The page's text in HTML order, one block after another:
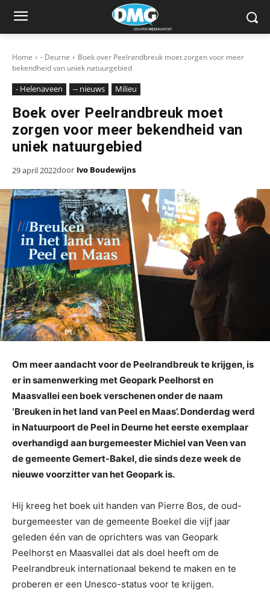
Home - Deurne
Boek over Peelrandbreuk moet zorgen voor meer
bekendheid van uniek natuurgebied
- Helenaveen -- nieuws Milieu
Boek over Peelrandbreuk moet
zorgen voor meer bekendheid van
uniek natuurgebied
29 april 2022door Ivo Boudewijns
Om meer aandacht voor de Peelrandbreuk te krijgen, is
er in samenwerking met Geopark Peelhorst en
Maasvallei een boek verschenen onder de naam
‘Breuken in het land van Peel en Maas’. Donderdag werd
in Natuurpoort de Peel in Deurne het eerste exemplaar
overhandigd aan burgemeester Michiel van Veen van
de gemeente Gemert-Bakel, die sinds deze week de
nieuwe voorzitter van het Geopark is.
Hij kreeg het boek uit handen van Pierre Bos, de oud-
burgemeester van de gemeente Boekel die vijf jaar
geleden één van de oprichters was van Geopark
Peelhorst en Maasvallei dat als doel heeft om de
Peelrandbreuk internationaal bekend te maken en te
proberen er een Unesco-status voor te krijgen.